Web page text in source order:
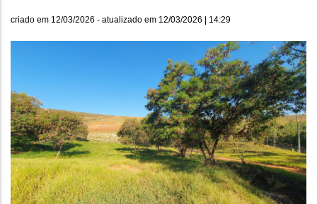
criado em 12/03/2026 - atualizado em 12/03/2026 | 14:29